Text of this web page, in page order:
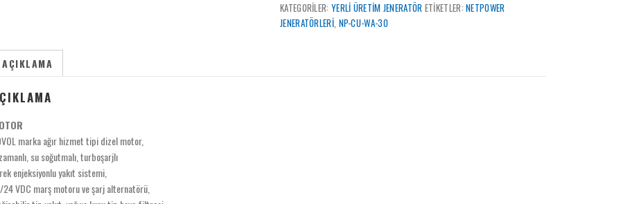
KATEGORILER: YERLI ÜRETIM JENERATÖR ETIKETLER:NETPOWER
JENERATÖRLERI, NP-CU-WA-30
AÇIKLAMA
marka ağır hizmet tipi dizel motor,
su soğutmalı, turboşarjlı
enjeksiyonlu yakıt sistemi,
24 VDC marş motoru ve şarj alternatörü,